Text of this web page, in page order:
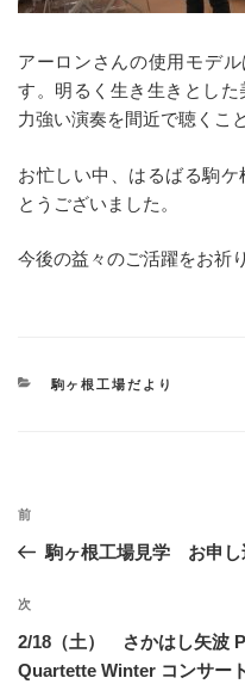
アーロンさんの使用モデ
す。明るく生き生きとし
力強い演奏を間近で聴くこ
お忙しい中、はるばる駒
とうございました。
今後の益々のご活躍をお祈
カ
駒ヶ根工場だより
投
ビ
ゲ
ー
過
去
投
稿
前
駒ヶ根工場見学 お申し
次
の
投
次
2/18（土） さかはし矢波
Quartette Winter コンサート